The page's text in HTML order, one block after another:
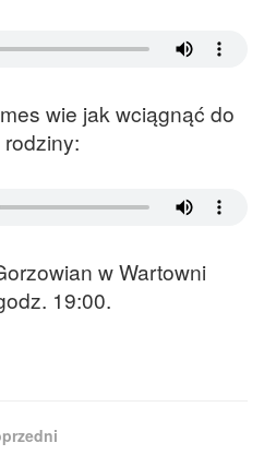
wie jak wciągnąć do
w Wartowni
19:00.